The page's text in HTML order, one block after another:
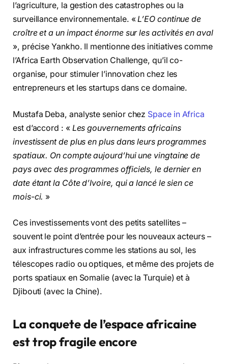
l’agriculture, la gestion des catastrophes ou la
surveillance environnementale. «L’EO continue de
croître et a un impact énorme sur les activités en aval
», précise Yankho. Il mentionne des initiatives comme
l’Africa Earth Observation Challenge, qu’il co-
organise, pour stimuler l’innovation chez les
entrepreneurs et les startups dans ce domaine.
Mustafa Deba, analyste senior chez Space in Africa
est d’accord : « Les gouvernements africains
investissent de plus en plus dans leurs programmes
spatiaux. On compte aujourd’hui une vingtaine de
pays avec des programmes officiels, le dernier en
date étant la Côte d’Ivoire, qui a lancé le sien ce
mois-ci. »
Ces investissements vont des petits satellites –
souvent le point d’entrée pour les nouveaux acteurs –
aux infrastructures comme les stations au sol, les
télescopes radio ou optiques, et même des projets de
ports spatiaux en Somalie (avec la Turquie) et à
Djibouti (avec la Chine).
La conquete de l’espace africaine
est trop fragile encore